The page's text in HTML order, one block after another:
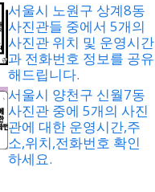
서울시 노원구 상계8동
사진관들 중에서 5개의
사진관 위치 및 운영시간
과 전화번호 정보를 공유
해드립니다.
서울시 양천구 신월7동
사진관 중에 5개의 사진
관에 대한 운영시간,주
소,위치,전화번호 확인
하세요.